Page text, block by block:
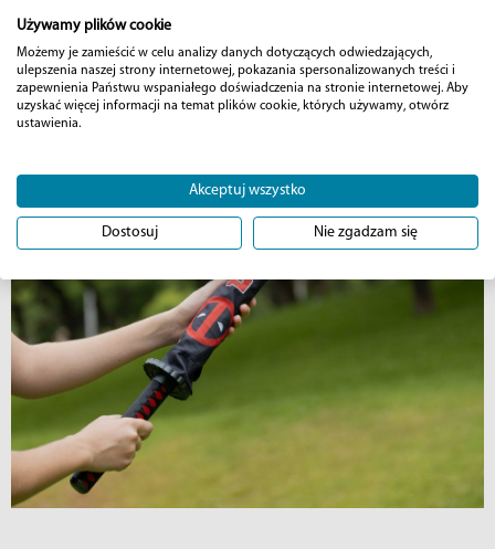
Używamy plików cookie
Możemy je zamieścić w celu analizy danych dotyczących odwiedzających,
ulepszenia naszej strony internetowej, pokazania spersonalizowanych treści i
zapewnienia Państwu wspaniałego doświadczenia na stronie internetowej. Aby
uzyskać więcej informacji na temat plików cookie, których używamy, otwórz
ustawienia.
Akceptuj wszystko
Dostosuj Nie zgadzam się